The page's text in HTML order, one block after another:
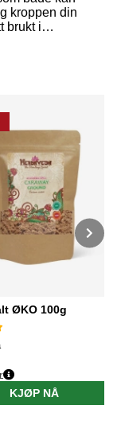
kroppen din
brukt i
keltisk
ØKO 100g
KJØP NÅ